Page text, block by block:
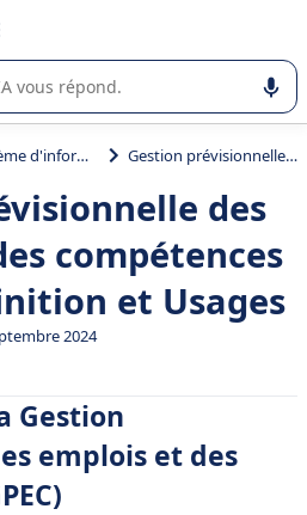
l'utilisation ou la sélection de
Système d'information RH (SIRH) Gestion prévisionnelle des emplois et des compétences (GPEC) : Définition et Usages
des
compétences
et Usages
2024
prévisionnelle des emplois
Gestion
emplois et des